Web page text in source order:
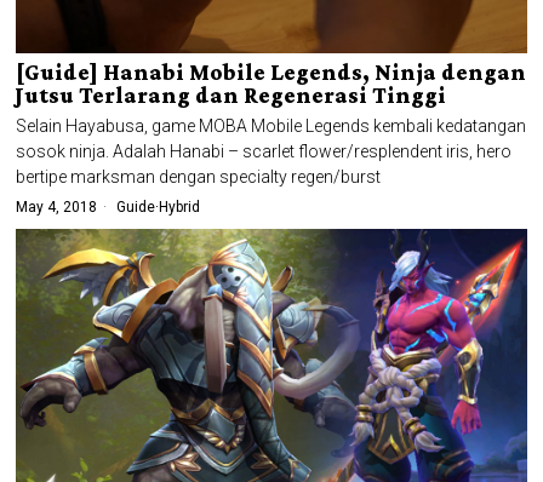
[Guide] Hanabi Mobile Legends, Ninja dengan
Jutsu Terlarang dan Regenerasi Tinggi
Selain Hayabusa, game MOBA Mobile Legends kembali kedatangan
sosok ninja. Adalah Hanabi – scarlet flower/resplendent iris, hero
bertipe marksman dengan specialty regen/burst
May 4, 2018 Guide· Hybrid